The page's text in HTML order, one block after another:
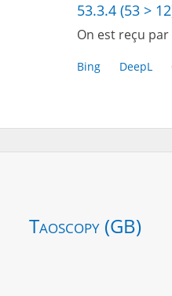
53.3.4 (53 >
On est reçu
Bing DeepL
Taoscopy (GB)